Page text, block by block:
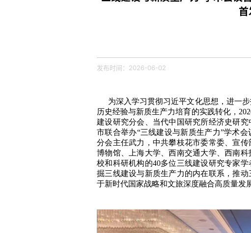
首
发布时间：2026-06-02
为深入学习贯彻习近平文化思想，进一
历史经验与新质生产力培育的实践转化，
建设研究分会、当代中国研究所经济史研
市联合举办“三线建设与新质生产力”学术
分会主任武力，中共攀枝花市委常委、宣
博物馆、上海大学、西南交通大学、西南
校和科研机构的40多位三线建设研究专家
掘三线建设与新质生产力的内在联系，推
于新时代国家战略和文旅深度融合高质量发